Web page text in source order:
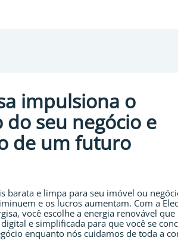
impulsiona o
seu negócio e
de um futuro
barata e limpa para seu imóvel ou
e os lucros aumentam. Com a
você escolhe a energia renovável que
e simplificada para que você se
enquanto nós cuidamos de toda a